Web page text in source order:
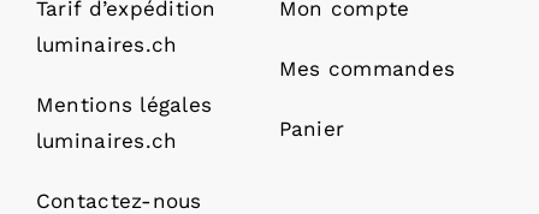
Tarif d’expédition
luminaires.ch
Mentions légales
luminaires.ch
Contactez-nous
Mon compte
Mes commandes
Panier